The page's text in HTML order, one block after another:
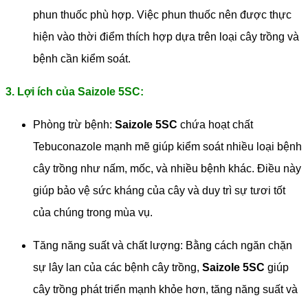
phun thuốc phù hợp. Việc phun thuốc nên được thực
hiện vào thời điểm thích hợp dựa trên loại cây trồng và
bệnh cần kiểm soát.
3. Lợi ích của Saizole 5SC:
Phòng trừ bệnh: Saizole 5SC chứa hoạt chất
Tebuconazole mạnh mẽ giúp kiểm soát nhiều loại bệnh
cây trồng như nấm, mốc, và nhiều bệnh khác. Điều này
giúp bảo vệ sức kháng của cây và duy trì sự tươi tốt
của chúng trong mùa vụ.
Tăng năng suất và chất lượng: Bằng cách ngăn chặn
sự lây lan của các bệnh cây trồng, Saizole 5SC giúp
cây trồng phát triển mạnh khỏe hơn, tăng năng suất và